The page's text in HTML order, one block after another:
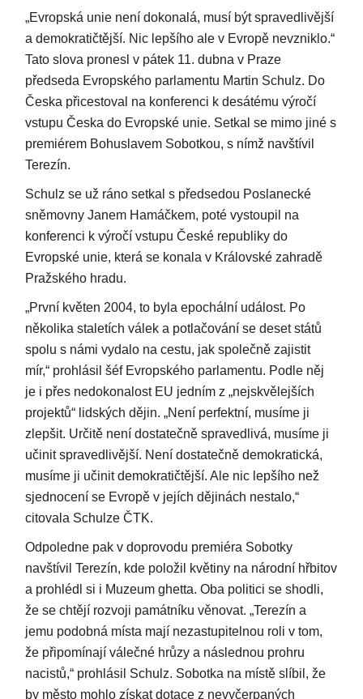
„Evropská unie není dokonalá, musí být spravedlivější
a demokratičtější. Nic lepšího ale v Evropě nevzniklo.“
Tato slova pronesl v pátek 11. dubna v Praze
předseda Evropského parlamentu Martin Schulz. Do
Česka přicestoval na konferenci k desátému výročí
vstupu Česka do Evropské unie. Setkal se mimo jiné s
premiérem Bohuslavem Sobotkou, s nímž navštívil
Terezín.
Schulz se už ráno setkal s předsedou Poslanecké
sněmovny Janem Hamáčkem, poté vystoupil na
konferenci k výročí vstupu České republiky do
Evropské unie, která se konala v Královské zahradě
Pražského hradu.
„První květen 2004, to byla epochální událost. Po
několika staletích válek a potlačování se deset států
spolu s námi vydalo na cestu, jak společně zajistit
mír,“ prohlásil šéf Evropského parlamentu. Podle něj
je i přes nedokonalost EU jedním z „nejskvělejších
projektů“ lidských dějin. „Není perfektní, musíme ji
zlepšit. Určitě není dostatečně spravedlivá, musíme ji
učinit spravedlivější. Není dostatečně demokratická,
musíme ji učinit demokratičtější. Ale nic lepšího než
sjednocení se Evropě v jejích dějinách nestalo,“
citovala Schulze ČTK.
Odpoledne pak v doprovodu premiéra Sobotky
navštívil Terezín, kde položil květiny na národní hřbitov
a prohlédl si i Muzeum ghetta. Oba politici se shodli,
že se chtějí rozvoji památníku věnovat. „Terezín a
jemu podobná místa mají nezastupitelnou roli v tom,
že připomínají válečné hrůzy a následnou prohru
nacistů,“ prohlásil Schulz. Sobotka na místě slíbil, že
by město mohlo získat dotace z nevyčerpaných